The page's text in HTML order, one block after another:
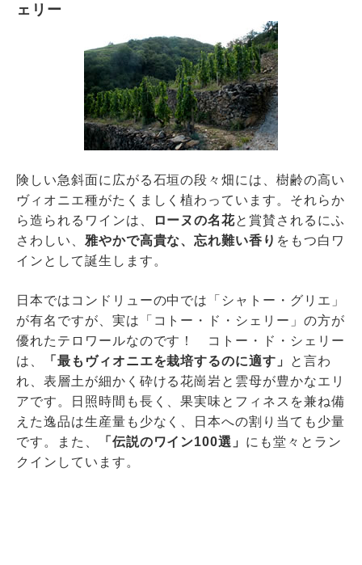
ェリー
険しい急斜面に広がる石垣の段々畑には、樹齢の高い
ヴィオニエ種がたくましく植わっています。それらか
ら造られるワインは、
ローヌの名花と賞賛されるにふ
さわしい、 雅やかで高貴な、忘れ難い香り をもつ白ワ
インとして誕生します。
日本ではコンドリューの中では「シャトー・グリエ」
が有名ですが、実は「コトー・ド・シェリー」の方が
優れたテロワールなのです！ コトー・ド・シェリー
は、
「最もヴィオニエを栽培するのに適す」
と言わ
れ、表層土が細かく砕ける花崗岩と雲母が豊かなエリ
アです。日照時間も長く、果実味とフィネスを兼ね備
えた逸品は生産量も少なく、日本への割り当ても少量
です。また、
「伝説のワイン100選」 にも堂々とラン
クインしています。